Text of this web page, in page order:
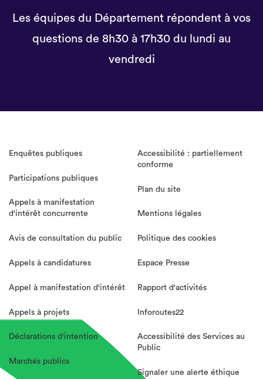
Les équipes du Département répondent à vos
questions de 8h30 à 17h30 du lundi au
vendredi
Enquêtes publiques
Participations publiques
Appels à manifestation
d'intérêt concurrente
Avis de consultation du public
Appels à candidatures
Appel à manifestation d'intérêt
Appels à projets
Déclarations d'intention
Marchés publics
Accessibilité : partiellement
conforme
Plan du site
Mentions légales
Politique des cookies
Espace Presse
Rapport d'activités
Inforoutes22
Accessibilité des Services au
Public
Signaler une alerte éthique